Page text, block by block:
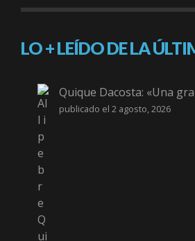
LO + LEÍDO DE LA
Quique Dacosta: «Una
publicado el 2 agosto, 2026